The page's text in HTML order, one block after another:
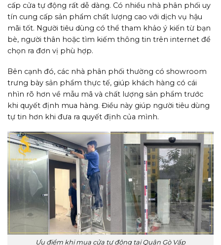
cấp cửa tự động rất dễ dàng. Có nhiều nhà phân phối uy
tín cung cấp sản phẩm chất lượng cao với dịch vụ hậu
mãi tốt. Người tiêu dùng có thể tham khảo ý kiến từ bạn
bè, người thân hoặc tìm kiếm thông tin trên internet để
chọn ra đơn vị phù hợp.
Bên cạnh đó, các nhà phân phối thường có showroom
trưng bày sản phẩm thực tế, giúp khách hàng có cái
nhìn rõ hơn về mẫu mã và chất lượng sản phẩm trước
khi quyết định mua hàng. Điều này giúp người tiêu dùng
tự tin hơn khi đưa ra quyết định của mình.
Ưu điểm khi mua cửa tự động tại Quận Gò Vấp